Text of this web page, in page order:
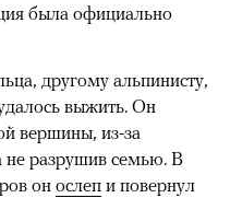
была официально
другому альпинисту,
выжить. Он
вершины, из-за
не разрушив семью. В
он ослеп и повернул